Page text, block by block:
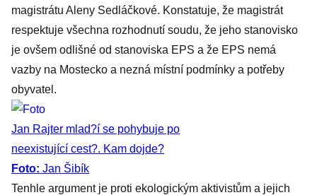
magistrátu Aleny Sedláčkové. Konstatuje, že magistrát
respektuje všechna rozhodnutí soudu, že jeho stanovisko
je ovšem odlišné od stanoviska EPS a že EPS nemá
vazby na Mostecko a nezná místní podmínky a potřeby
obyvatel.
Jan Rajter mlad?í se pohybuje po
neexistující cest?. Kam dojde?
Foto: Jan Šibík
Tenhle argument je proti ekologickým aktivistům a jejich